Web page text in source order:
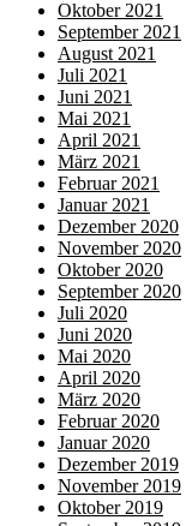
Oktober 2021
September 2021
August 2021
Juli 2021
Juni 2021
Mai 2021
April 2021
März 2021
Februar 2021
Januar 2021
Dezember 2020
November 2020
Oktober 2020
September 2020
Juli 2020
Juni 2020
Mai 2020
April 2020
März 2020
Februar 2020
Januar 2020
Dezember 2019
November 2019
Oktober 2019